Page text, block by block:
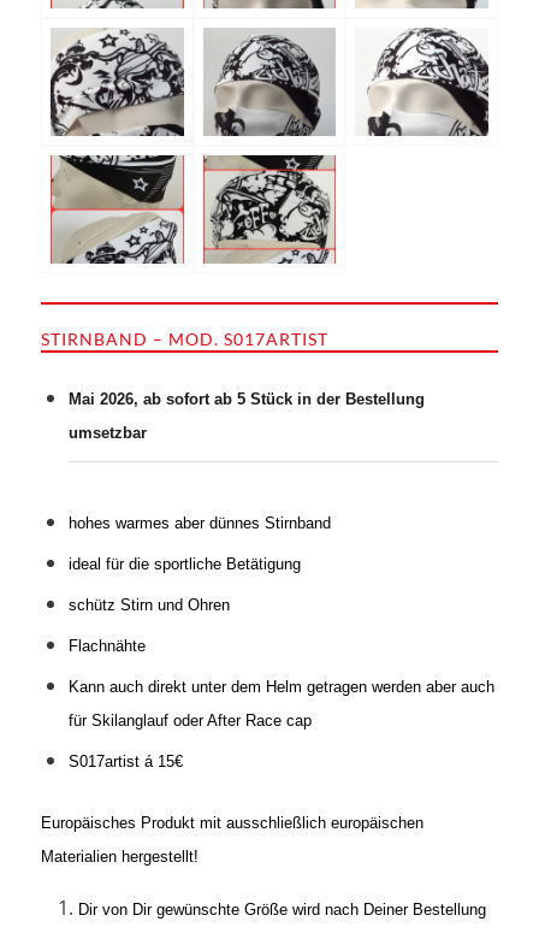
STIRNBAND – MOD. S017ARTIST
Mai 2026, ab sofort ab 5 Stück in der Bestellung
umsetzbar
hohes warmes aber dünnes Stirnband
ideal für die sportliche Betätigung
schütz Stirn und Ohren
Flachnähte
Kann auch direkt unter dem Helm getragen werden aber auch
für Skilanglauf oder After Race cap
S017artist á 15€
Europäisches Produkt mit ausschließlich europäischen
Materialien hergestellt!
Dir von Dir gewünschte Größe wird nach Deiner Bestellung